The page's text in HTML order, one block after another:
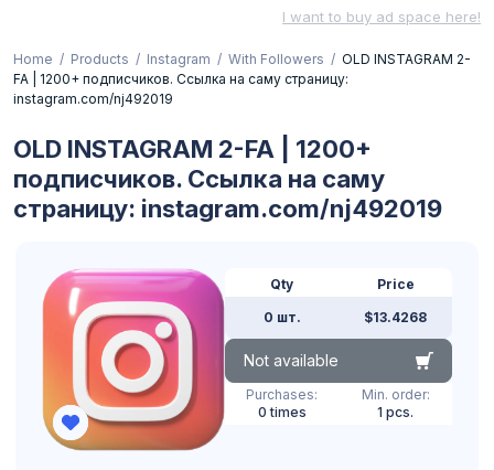
I want to buy ad space here!
Home Products Instagram With Followers
OLD INSTAGRAM 2-
FA | 1200+ подписчиков. Ссылка на саму страницу:
instagram.com/nj492019
OLD INSTAGRAM 2-FA | 1200+
подписчиков. Ссылка на саму
страницу: instagram.com/nj492019
Qty
0 шт.
Price
$13.4268
Not available
Purchases:
0 times
Min. order:
1 pcs.